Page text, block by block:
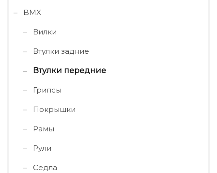
BMX
Вилки
Втулки задние
Втулки передние
Грипсы
Покрышки
Рамы
Рули
Седла